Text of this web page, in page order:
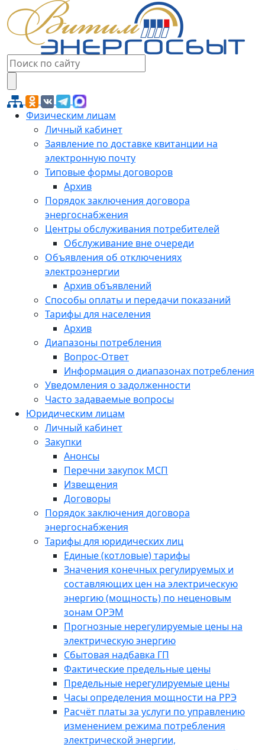
Физическим лицам
Личный кабинет
Заявление по доставке квитанции на
электронную почту
Типовые формы договоров
Архив
Порядок заключения договора
энергоснабжения
Центры обслуживания потребителей
Обслуживание вне очереди
Объявления об отключениях
электроэнергии
Архив объявлений
Способы оплаты и передачи показаний
Тарифы для населения
Архив
Диапазоны потребления
Вопрос-Ответ
Информация о диапазонах потребления
Уведомления о задолженности
Часто задаваемые вопросы
Юридическим лицам
Личный кабинет
Закупки
Анонсы
Перечни закупок МСП
Извещения
Договоры
Порядок заключения договора
энергоснабжения
Тарифы для юридических лиц
Единые (котловые) тарифы
Значения конечных регулируемых и
составляющих цен на электрическую
энергию (мощность) по неценовым
зонам ОРЭМ
Прогнозные нерегулируемые цены на
электрическую энергию
Сбытовая надбавка ГП
Фактические предельные цены
Предельные нерегулируемые цены
Часы определения мощности на РРЭ
Расчёт платы за услуги по управлению
изменением режима потребления
электрической энергии,